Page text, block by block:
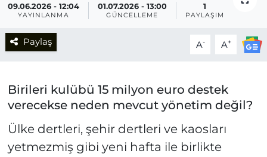
09.06.2026 - 12:04
YAYINLANMA
01.07.2026 - 13:00
GÜNCELLEME
1
PAYLAŞIM
Paylaş A- A+
Birileri kulübü 15 milyon euro destek
verecekse neden mevcut yönetim değil?
Ülke dertleri, şehir dertleri ve kaosları
yetmezmiş gibi yeni hafta ile birlikte